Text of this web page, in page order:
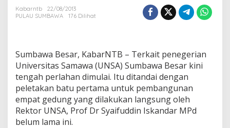
E
m
p
a
t
G
e
Kabarntb
22/08/2013
PULAU SUMBAWA
176 Dilihat
Sumbawa Besar, KabarNTB – Terkait penegerian
Universitas Samawa (UNSA) Sumbawa Besar kini
tengah perlahan dimulai. Itu ditandai dengan
peletakan batu pertama untuk pembangunan
empat gedung yang dilakukan langsung oleh
Rektor UNSA, Prof Dr Syaifuddin Iskandar MPd
belum lama ini.